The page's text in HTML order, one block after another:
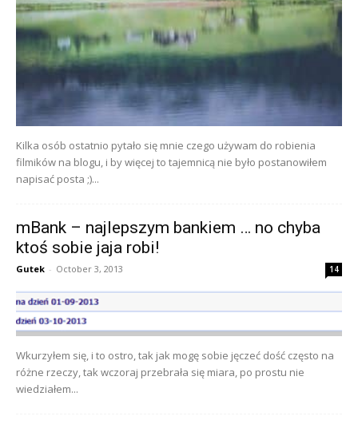
Kilka osób ostatnio pytało się mnie czego używam do robienia
filmików na blogu, i by więcej to tajemnicą nie było postanowiłem
napisać posta ;)...
mBank – najlepszym bankiem … no chyba
ktoś sobie jaja robi!
Gutek - October 3, 2013 14
Wkurzyłem się, i to ostro, tak jak mogę sobie jęczeć dość często na
różne rzeczy, tak wczoraj przebrała się miara, po prostu nie
wiedziałem...